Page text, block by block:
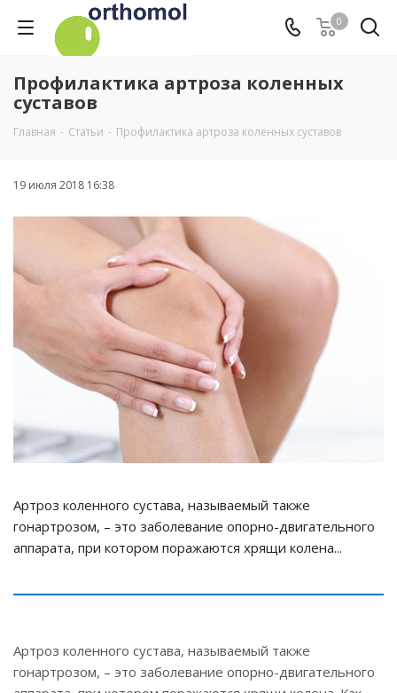
0
Профилактика артроза коленных
суставов
Главная - Статьи - Профилактика артроза коленных суставов
19 июля 2018 16:38
Артроз коленного сустава, называемый также
гонартрозом, – это заболевание опорно-двигательного
аппарата, при котором поражаются хрящи колена...
Артроз коленного сустава, называемый также
гонартрозом, – это заболевание опорно-двигательного